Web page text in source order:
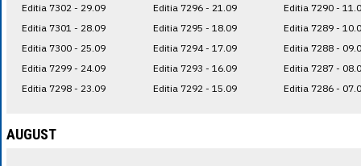
Editia 7302 - 29.09
Editia 7301 - 28.09
Editia 7300 - 25.09
Editia 7299 - 24.09
Editia 7298 - 23.09
Editia 7296 - 21.09
Editia 7295 - 18.09
Editia 7294 - 17.09
Editia 7293 - 16.09
Editia 7292 - 15.09
Editia 7290 -
Editia 7289 -
Editia 7288 -
Editia 7287 -
Editia 7286 -
AUGUST